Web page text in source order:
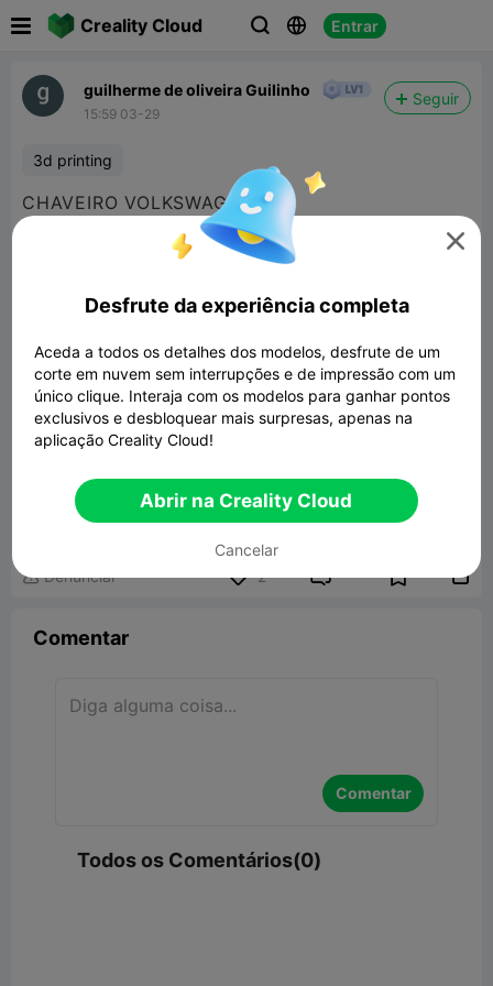
Creality Cloud   Entrar
guilherme de oliveira Guilinho
15:59 03-29
Seguir
3d printing
CHAVEIRO VOLKSWAGEN
Peugeot honyecomb logo keychain
 Denunciar 2  
Comentar
Comentar
Todos os Comentários(0)

Desfrute da experiência completa
Aceda a todos os detalhes dos modelos, desfrute de um
corte em nuvem sem interrupções e de impressão com um
único clique. Interaja com os modelos para ganhar pontos
exclusivos e desbloquear mais surpresas, apenas na
aplicação Creality Cloud!
Abrir na Creality Cloud
Cancelar